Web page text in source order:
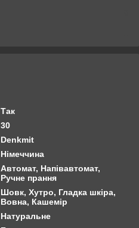
Так
30
Denkmit
Німеччина
Автомат, Напівавтомат,
Ручне прання
Шовк, Хутро, Гладка шкіра,
Вовна, Кашемір
Натуральне